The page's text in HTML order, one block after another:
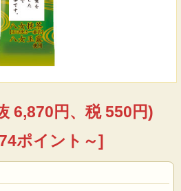
6,870円、税 550円)
ポイント～]